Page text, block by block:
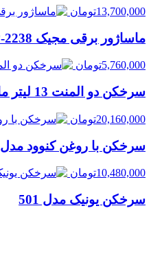
13,700,000تومان
ماساژور برقی مجیک MP-2238
5,760,000تومان
سرخکن دو المنت 13 لیتر ماکسیمان مدل 2100
20,160,000تومان
سرخکن با روغن کنوود مدل DFM50
10,480,000تومان
سرخکن یونیک مدل 501